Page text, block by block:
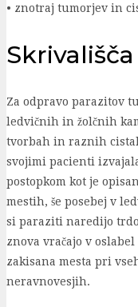
• znotraj tumorjev in
Za odpravo parazitov
ledvičnih in žolčnih
tvorbah in raznih
svojimi pacienti
postopkom kot je
mestih, še posebej v
si paraziti naredijo
znova vračajo v
zakisana mesta pri
neravnovesjih.